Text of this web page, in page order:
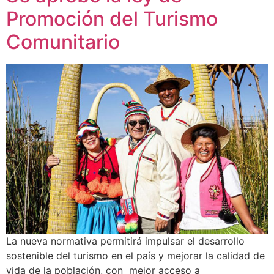
Promoción del Turismo
Comunitario
La nueva normativa permitirá impulsar el desarrollo
sostenible del turismo en el país y mejorar la calidad de
vida de la población, con mejor acceso a